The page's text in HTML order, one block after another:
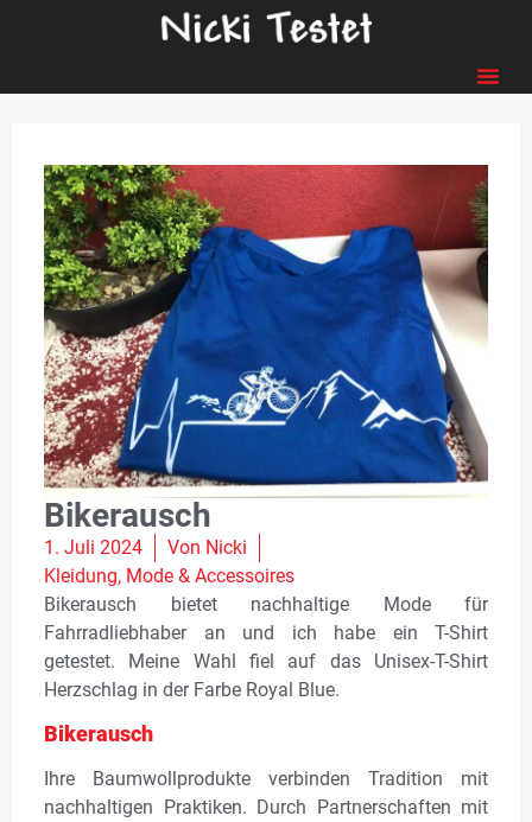
Bikerausch
1. Juli 2024 Von Nicki
Kleidung, Mode & Accessoires
Bikerausch bietet nachhaltige Mode für
Fahrradliebhaber an und ich habe ein T-Shirt
getestet. Meine Wahl fiel auf das Unisex-T-Shirt
Herzschlag in der Farbe Royal Blue.
Bikerausch
Ihre Baumwollprodukte verbinden Tradition mit
nachhaltigen Praktiken. Durch Partnerschaften mit